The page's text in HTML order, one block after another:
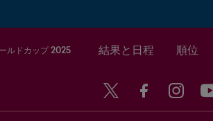
ルドカップ 2025 結果と日程 順位